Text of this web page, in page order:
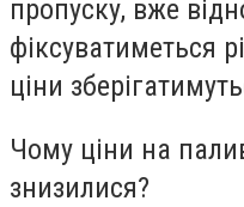
пропуску, вже
фіксуватиметься
ціни
Чому ціни на
знизилися?